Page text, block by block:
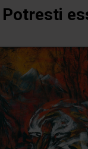
Potresti